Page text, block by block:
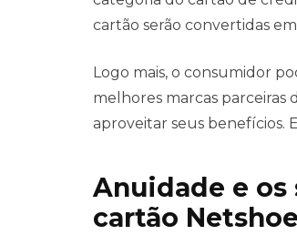
cartão serão convertidas
Logo mais, o consumidor
melhores marcas parceiras
aproveitar seus benefícios.
Anuidade e
cartão